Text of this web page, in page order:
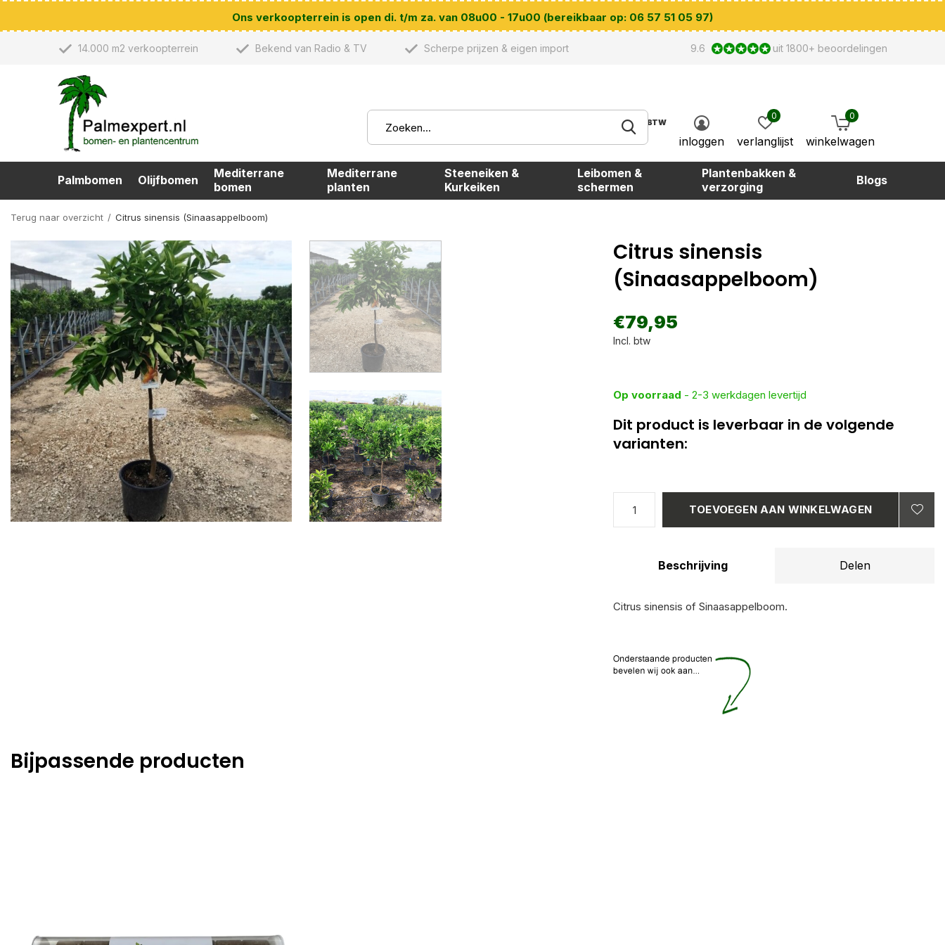
Palmbomen Olijfbomen
Mediterrane
bomen
Mediterrane
planten
Steeneiken &
Kurkeiken
Leibomen &
schermen
Plantenbakken &
verzorging
Blogs
BTW
inloggen verlanglijst
0
winkelwagen
0
14.000 m2 verkoopterrein Bekend van Radio & TV Scherpe prijzen & eigen import 9.6 uit 1800+ beoordelingen
Ons verkoopterrein is open di. t/m za. van 08u00 - 17u00 (bereikbaar op: 06 57 51 05 97)
Terug naar overzicht Citrus sinensis (Sinaasappelboom)
Citrus sinensis
(Sinaasappelboom)
€79,95
Incl. btw
Op voorraad - 2-3 werkdagen levertijd
Dit product is leverbaar in de volgende
varianten:
TOEVOEGEN AAN WINKELWAGEN
Beschrijving Delen
Citrus sinensis of Sinaasappelboom.
Bijpassende producten